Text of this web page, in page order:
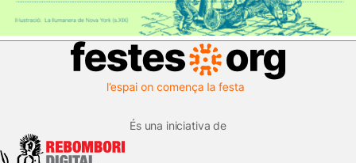
És una iniciativa de